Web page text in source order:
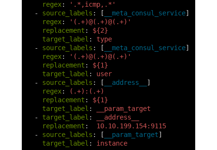
regex: ' .*,icmp,.*'
-
source_labels : [ __meta_consul_service]
regex: ' (.+)@(.+)@(.+)'
replacement :
${2}
target_label :
type
-
source_labels : [ __meta_consul_service]
regex: ' (.+)@(.+)@(.+)'
replacement :
${1}
target_label :
user
-
source_labels : [ __address__
]
regex:
(.+):(.+)
replacement :
${1}
target_label :
__param_target
-
target_label :
__address__
replacement :
10.10.199.154:9115
-
source_labels : [ __param_target]
target_label : instance